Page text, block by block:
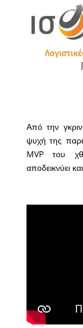
Από την
ψυχή της
MVP του
αποδεικνύει